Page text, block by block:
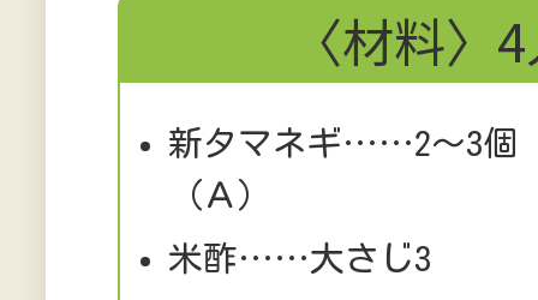
〈材料〉
新タマネギ……2～3個
（Ａ）
米酢……大さじ3